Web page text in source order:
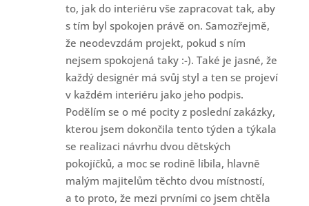
to, jak do interiéru vše zapracovat tak, aby
s tím byl spokojen právě on. Samozřejmě,
že neodevzdám projekt, pokud s ním
nejsem spokojená taky :-). Také je jasné, že
každý designér má svůj styl a ten se projeví
v každém interiéru jako jeho podpis.
Podělím se o mé pocity z poslední zakázky,
kterou jsem dokončila tento týden a týkala
se realizaci návrhu dvou dětských
pokojíčků, a moc se rodině líbila, hlavně
malým majitelům těchto dvou místností,
a to proto, že mezi prvními co jsem chtěla